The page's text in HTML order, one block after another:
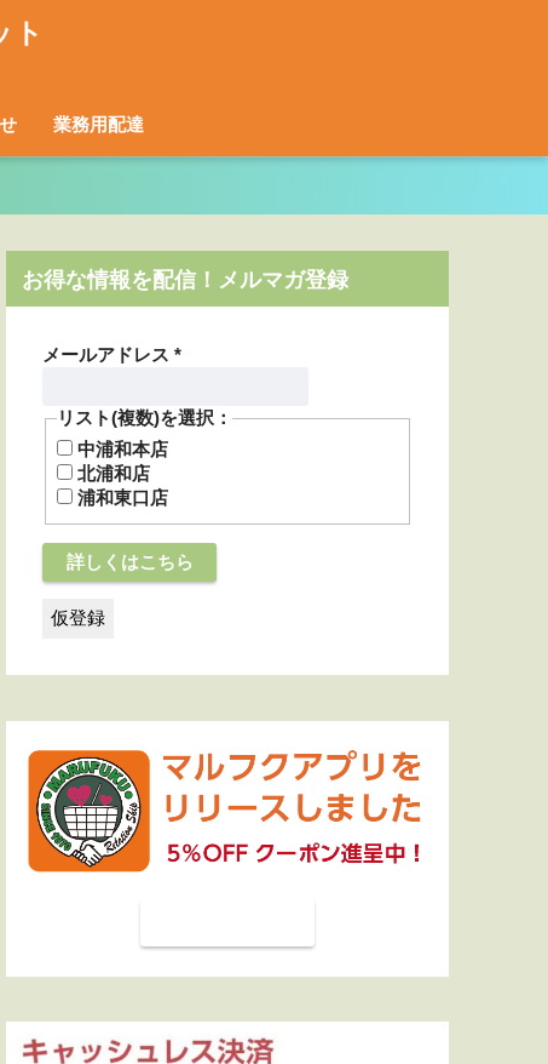
業務用配達
お得な情報を配信！メルマガ登録
メールアドレス*
リスト(複数)を選択：
中浦和本店
北浦和店
浦和東口店
詳しくはこちら